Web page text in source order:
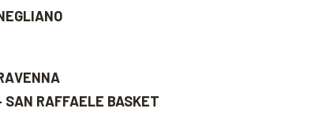
SAN RAFFAELE BASKET